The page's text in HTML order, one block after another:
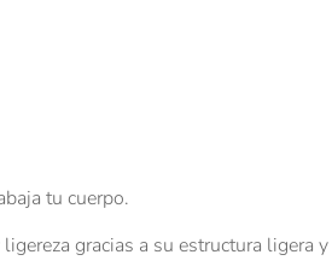
tu cuerpo.
gracias a su estructura ligera y